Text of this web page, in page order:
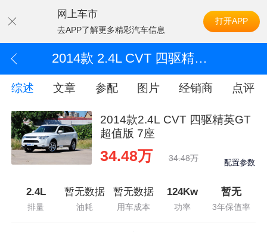
网上车市
去APP了解更多精彩汽车信息
打开APP
2014款 2.4L CVT 四驱精英GT超值版 7座
综述 文章 参配 图片 经销商 点评
2014款2.4L CVT 四驱精英GT
超值版 7座
34.48万 34.48万 配置参数
2.4L
排量
暂无数据
油耗
暂无数据
用车成本
124Kw
功率
暂无
3年保值率